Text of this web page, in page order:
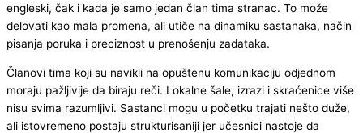
engleski, čak i kada je samo jedan član tima stranac. To može
delovati kao mala promena, ali utiče na dinamiku sastanaka, način
pisanja poruka i preciznost u prenošenju zadataka.
Članovi tima koji su navikli na opuštenu komunikaciju odjednom
moraju pažljivije da biraju reči. Lokalne šale, izrazi i skraćenice više
nisu svima razumljivi. Sastanci mogu u početku trajati nešto duže,
ali istovremeno postaju strukturisaniji jer učesnici nastoje da